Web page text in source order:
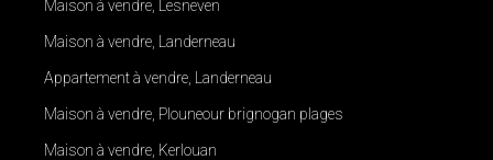
Maison à vendre, Lesneven
Maison à vendre, Landerneau
Appartement à vendre, Landerneau
Maison à vendre, Plouneour brignogan plages
Maison à vendre, Kerlouan